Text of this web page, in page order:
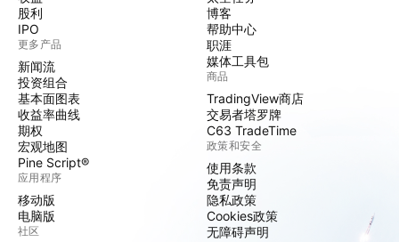
股利
IPO
更多产品
新闻流
投资组合
基本面图表
收益率曲线
期权
宏观地图
Pine Script®
应用程序
移动版
电脑版
社区
博客
帮助中心
职涯
媒体工具包
商品
TradingView商店
交易者塔罗牌
C63 TradeTime
政策和安全
使用条款
免责声明
隐私政策
Cookies政策
无障碍声明